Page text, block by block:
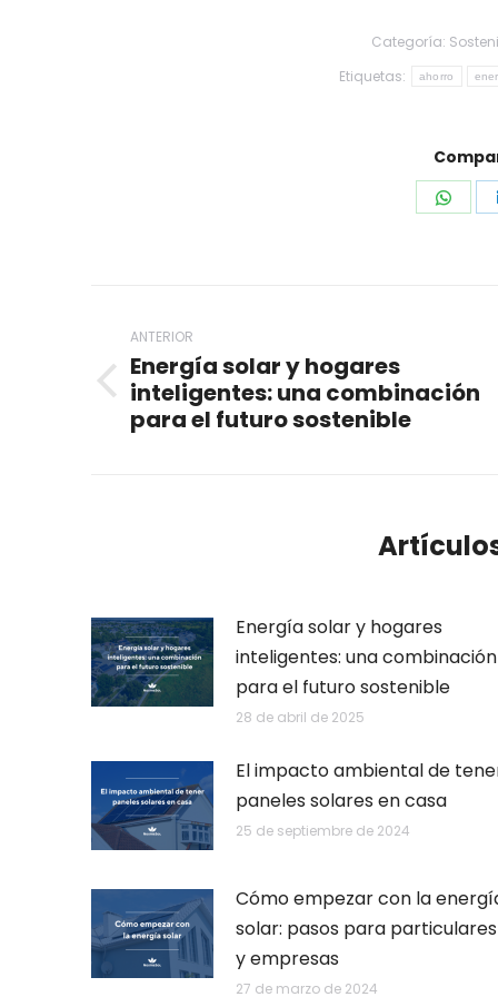
Categoría:
Etiquetas:
ahorro
entre
publicaciones
ANTERIOR
Publicación
anterior:
Energía solar y hogares
inteligentes: una combinación
para el futuro sostenible
Energía solar y hogares
inteligentes: una combinación
para el futuro sostenible
28 de abril de 2025
El impacto ambiental de
paneles solares en casa
25 de septiembre de 2024
Cómo empezar con la
solar: pasos para particulares
y empresas
27 de marzo de 2024